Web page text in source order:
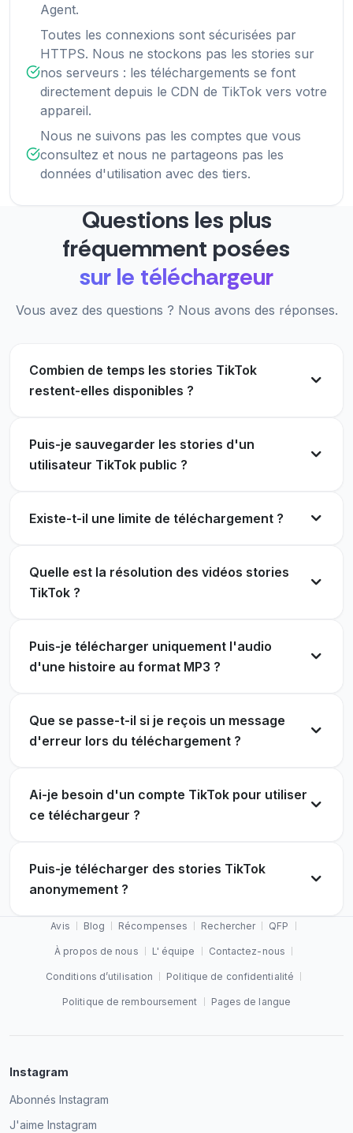
Agent.
Toutes les connexions sont sécurisées par
HTTPS. Nous ne stockons pas les stories sur
nos serveurs : les téléchargements se font
directement depuis le CDN de TikTok vers votre
appareil.
Nous ne suivons pas les comptes que vous
consultez et nous ne partageons pas les
données d'utilisation avec des tiers.
Questions les plus
fréquemment posées
sur le téléchargeur
Vous avez des questions ? Nous avons des réponses.
Combien de temps les stories TikTok
restent-elles disponibles ?
Puis-je sauvegarder les stories d'un
utilisateur TikTok public ?
Existe-t-il une limite de téléchargement ?
Quelle est la résolution des vidéos stories
TikTok ?
Puis-je télécharger uniquement l'audio
d'une histoire au format MP3 ?
Que se passe-t-il si je reçois un message
d'erreur lors du téléchargement ?
Ai-je besoin d'un compte TikTok pour utiliser
ce téléchargeur ?
Puis-je télécharger des stories TikTok
anonymement ?
Avis Blog Récompenses Rechercher QFP
À propos de nous L' équipe Contactez-nous
Conditions d’utilisation Politique de confidentialité
Politique de remboursement Pages de langue
Instagram
Abonnés Instagram
J'aime Instagram